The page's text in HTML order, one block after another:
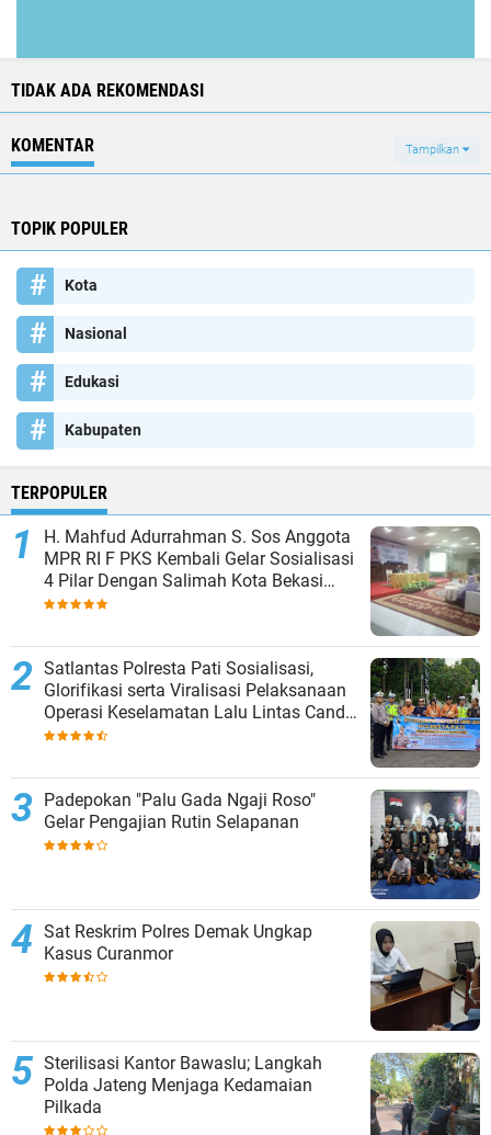
TIDAK ADA REKOMENDASI
KOMENTAR Tampilkan
TOPIK POPULER
Kota
Nasional
Edukasi
Kabupaten
TERPOPULER
H. Mahfud Adurrahman S. Sos Anggota
MPR RI F PKS Kembali Gelar Sosialisasi
4 Pilar Dengan Salimah Kota Bekasi
pada Masa Reses
Satlantas Polresta Pati Sosialisasi,
Glorifikasi serta Viralisasi Pelaksanaan
Operasi Keselamatan Lalu Lintas Candi
2024
Padepokan "Palu Gada Ngaji Roso"
Gelar Pengajian Rutin Selapanan
Sat Reskrim Polres Demak Ungkap
Kasus Curanmor
Sterilisasi Kantor Bawaslu; Langkah
Polda Jateng Menjaga Kedamaian
Pilkada